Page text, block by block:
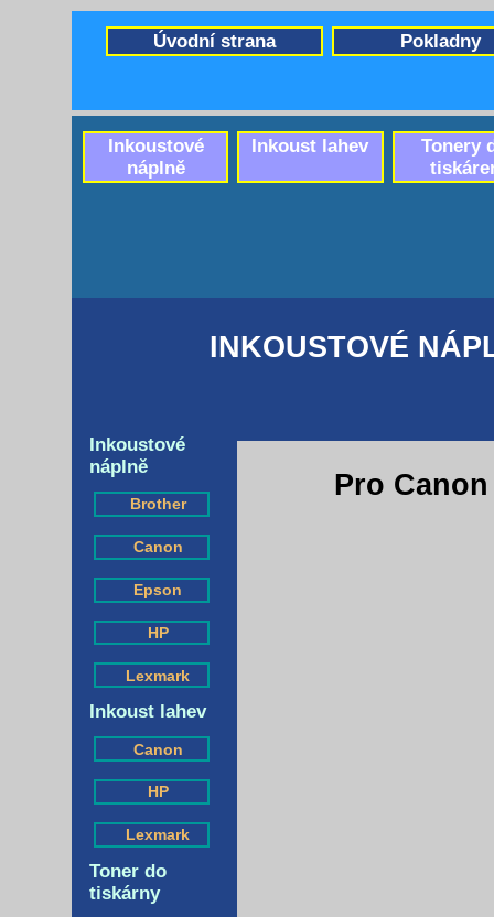
INKOUSTOVÉ
Pro
Inkoustové
náplně
Brother
Canon
Epson
HP
Lexmark
Inkoust lahev
Canon
HP
Lexmark
Toner do
tiskárny
Pokladny
Úvodní strana
Tonery
Inkoust lahev
Inkoustové
náplně